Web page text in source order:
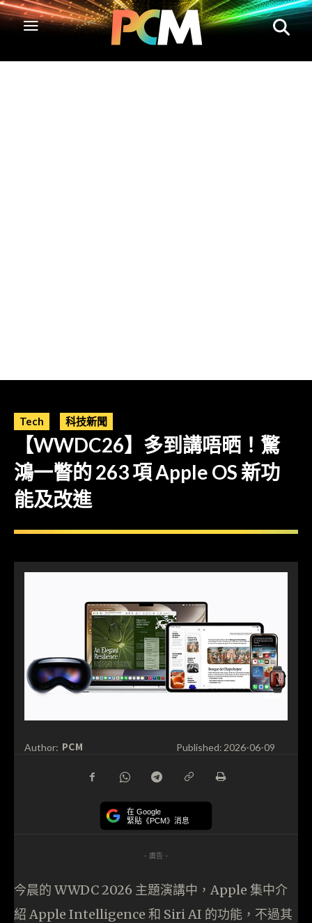
Tech 科技新聞
【WWDC26】多到講唔晒！驚
鴻一瞥的 263 項 Apple OS 新功
能及改進
Author: PCM Published: 2026-06-09
在 Google
緊貼《PCM》消息
- 廣告 -
今晨的 WWDC 2026 主題演講中，Apple 集中介
紹 Apple Intelligence 和 Siri AI 的功能，不過其